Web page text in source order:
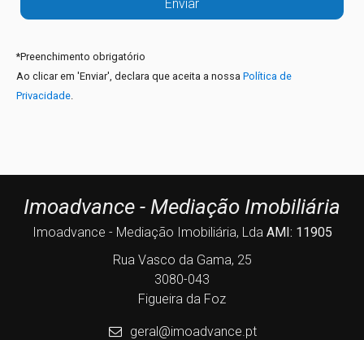
*Preenchimento obrigatório
Ao clicar em 'Enviar', declara que aceita a nossa Política de
Privacidade
Imoadvance - Mediação Imobiliária
Imoadvance - Mediação Imobiliária, Lda AMI: 11905
Rua Vasco da Gama, 25
3080-043
Figueira da Foz
geral@imoadvance.pt